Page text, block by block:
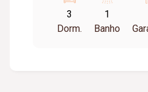
3
Dorm.
1
Banho